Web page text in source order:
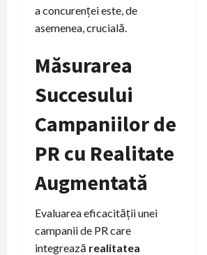
a concurenței este, de
asemenea, crucială.
Măsurarea
Succesului
Campaniilor de
PR cu Realitate
Augmentată
Evaluarea eficacității unei
campanii de PR care
integrează realitatea